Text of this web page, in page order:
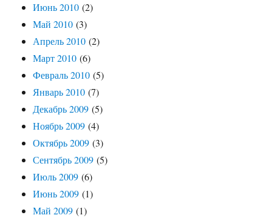
Июнь 2010 (2)
Май 2010 (3)
Апрель 2010 (2)
Март 2010 (6)
Февраль 2010 (5)
Январь 2010 (7)
Декабрь 2009 (5)
Ноябрь 2009 (4)
Октябрь 2009 (3)
Сентябрь 2009 (5)
Июль 2009 (6)
Июнь 2009 (1)
Май 2009 (1)